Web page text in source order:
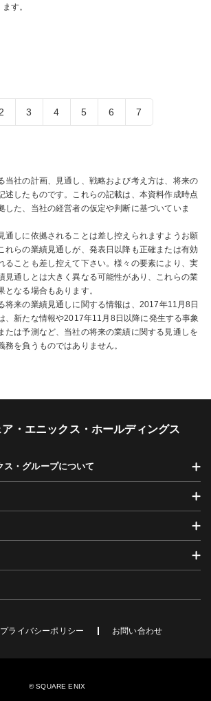
ます。
3 4 5 6 7
当社の計画、見通し、戦略および考え方は、将来の
述したものです。これらの記載は、本資料作成時点
した、当社の経営者の仮定や判断に基づいていま
通しに依拠されることは差し控えられますようお願
れらの業績見通しが、発表日以降も正確または有効
ることも差し控えて下さい。様々の要素により、実
見通しとは大きく異なる可能性があり、これらの業
なる場合もあります。
将来の業績見通しに関する情報は、2017年11月8日
、新たな情報や2017年11月8日以降に発生する事象
たは予測など、当社の将来の業績に関する見通しを
を負うものではありません。
・エニックス・ホールディングス
ス・グループについて
プライバシーポリシー お問い合わせ
© SQUARE ENIX